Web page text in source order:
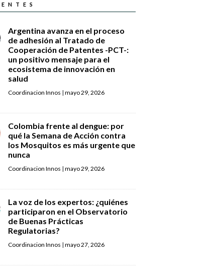
Argentina avanza en el proceso
de adhesión al Tratado de
Cooperación de Patentes -PCT-:
un positivo mensaje para el
ecosistema de innovación en
salud
Coordinacion Innos | mayo 29, 2026
Colombia frente al dengue: por
qué la Semana de Acción contra
los Mosquitos es más urgente que
nunca
Coordinacion Innos | mayo 29, 2026
La voz de los expertos: ¿quiénes
participaron en el Observatorio
de Buenas Prácticas
Regulatorias?
Coordinacion Innos | mayo 27, 2026